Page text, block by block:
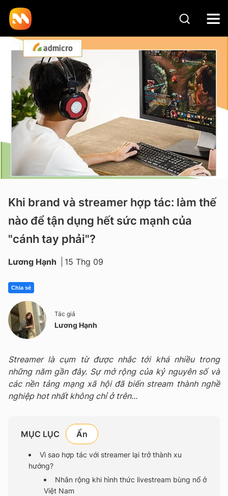
Khi brand và streamer hợp tác: làm thế
nào để tận dụng hết sức mạnh của
"cánh tay phải"?
Lương Hạnh 15 Thg 09
Chia sẻ
Tác giả
Lương Hạnh
Streamer là cụm từ được nhắc tới khá nhiều trong
những năm gần đây. Sự mở rộng của kỷ nguyên số và
các nền tảng mạng xã hội đã biến stream thành nghề
nghiệp hot nhất không chỉ ở trên...
MỤC LỤC
Vì sao hợp tác với streamer lại trở thành xu
hướng?
Nhân rộng khi hình thức livestream bùng nổ ở
Việt Nam